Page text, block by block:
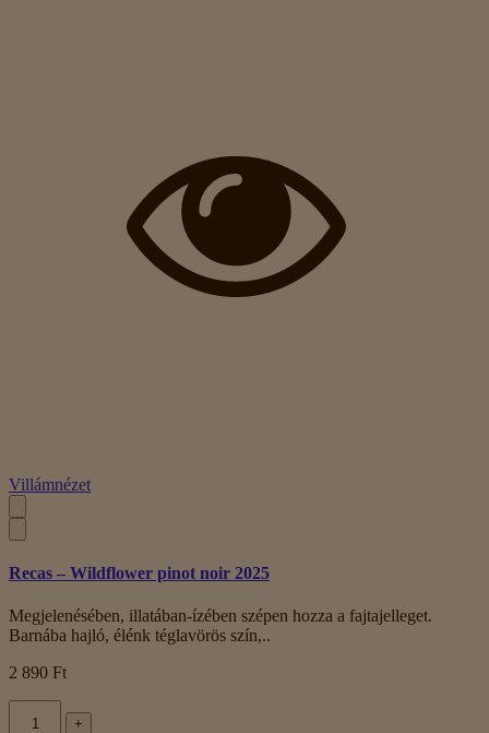
Villámnézet
Recas – Wildflower pinot noir 2025
Megjelenésében, illatában-ízében szépen hozza a fajtajelleget.
Barnába hajló, élénk téglavörös szín,..
2 890 Ft
+